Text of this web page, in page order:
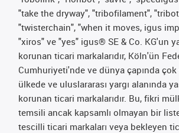
"take the dryway", "tribofilament",
"twisterchain", "when it moves, igus
"xiros" ve "yes" igus® SE & Co. KG'un
korunan ticari markalarıdır, Köln'ün
Cumhuriyeti'nde ve dünya çapında çok
ülkede ve uluslararası yargı alanında
korunan ticari markalarıdır. Bu, fikri
temsili ancak kapsamlı olmayan bir
tescilli ticari markaları veya bekleyen